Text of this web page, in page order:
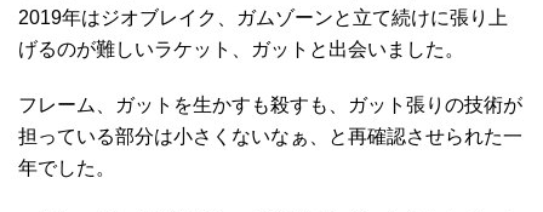
2019年はジオブレイク、ガムゾーンと立て続けに張り上
げるのが難しいラケット、ガットと出会いました。
フレーム、ガットを生かすも殺すも、ガット張りの技術が
担っている部分は小さくないなぁ、と再確認させられた一
年でした。